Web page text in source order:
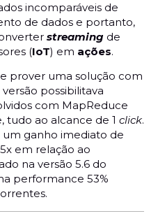
incomparáveis de
de dados e portanto,
streaming de
(IoT) em ações.
prover uma solução com
possibilitava
com MapReduce
tudo ao alcance de 1 click.
um ganho imediato de
em relação ao
na versão 5.6 do
performance 53%